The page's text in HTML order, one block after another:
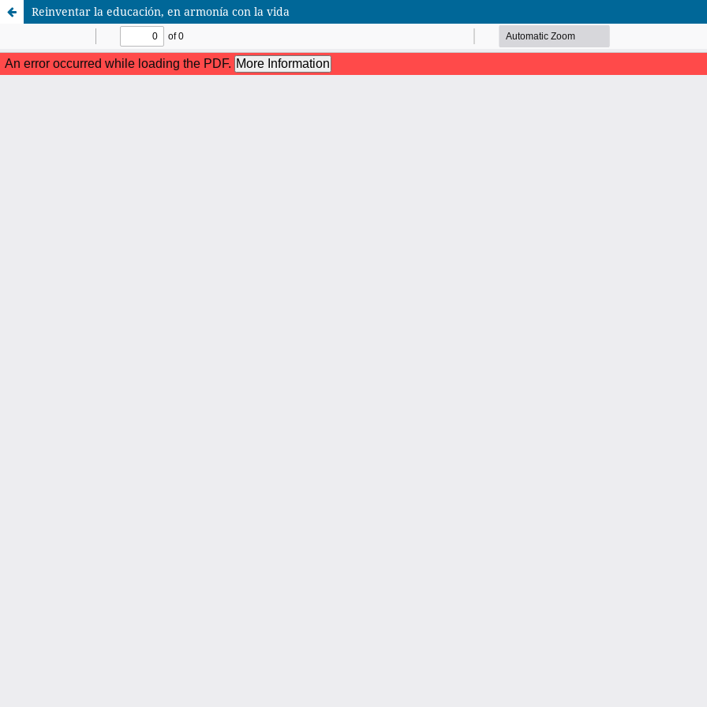
Reinventar la educación, en armonía con la vida